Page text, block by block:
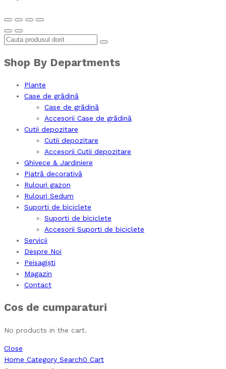
Shop By Departments
Plante
Case de grădină
Case de grădină
Accesorii Case de grădină
Cutii depozitare
Cutii depozitare
Accesorii Cutii depozitare
Ghivece & Jardiniere
Piatră decorativă
Rulouri gazon
Rulouri Sedum
Suporti de biciclete
Suporti de biciclete
Accesorii Suporti de biciclete
Servicii
Despre Noi
Peisagiști
Magazin
Contact
Cos de cumparaturi
No products in the cart.
Close
Home Category Search0 Cart